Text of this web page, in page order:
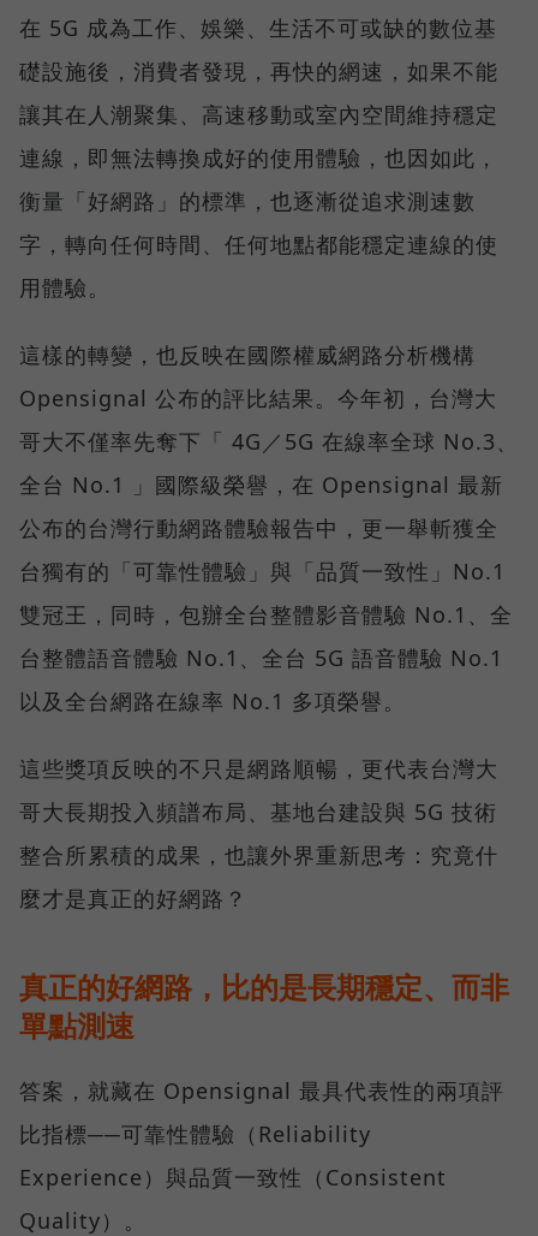
在 5G 成為工作、娛樂、生活不可或缺的數位基
礎設施後，消費者發現，再快的網速，如果不能
讓其在人潮聚集、高速移動或室內空間維持穩定
連線，即無法轉換成好的使用體驗，也因如此，
衡量「好網路」的標準，也逐漸從追求測速數
字，轉向任何時間、任何地點都能穩定連線的使
用體驗。
這樣的轉變，也反映在國際權威網路分析機構
Opensignal 公布的評比結果。今年初，台灣大
哥大不僅率先奪下「 4G／5G 在線率全球 No.3、
全台 No.1 」國際級榮譽，在 Opensignal 最新
公布的台灣行動網路體驗報告中，更一舉斬獲全
台獨有的「可靠性體驗」與「品質一致性」No.1
雙冠王，同時，包辦全台整體影音體驗 No.1、全
台整體語音體驗 No.1、全台 5G 語音體驗 No.1
以及全台網路在線率 No.1 多項榮譽。
這些獎項反映的不只是網路順暢，更代表台灣大
哥大長期投入頻譜布局、基地台建設與 5G 技術
整合所累積的成果，也讓外界重新思考：究竟什
麼才是真正的好網路？
真正的好網路，比的是長期穩定、而非
單點測速
答案，就藏在 Opensignal 最具代表性的兩項評
比指標──可靠性體驗（Reliability
Experience）與品質一致性（Consistent
Quality）。